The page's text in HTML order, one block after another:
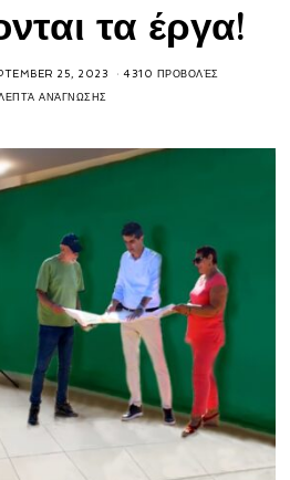
τα έργα!
25, 2023 4310 ΠΡΟΒΟΛΈΣ
ΑΝΆΓΝΩΣΗΣ